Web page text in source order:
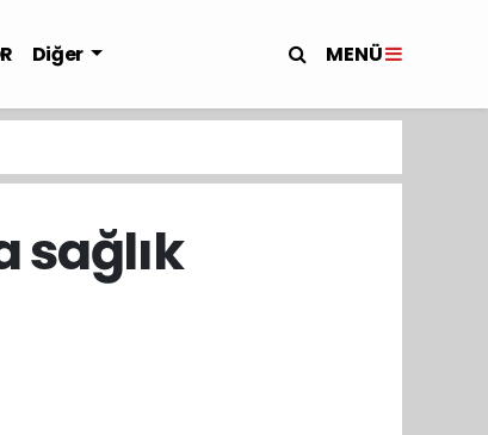
Diğer MENÜ
sağlık